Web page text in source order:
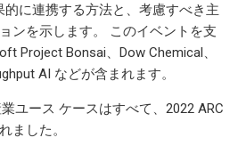
的に連携する方法と、考慮すべき主
ンを示します。 このイベントを支
Project Bonsai、Dow Chemical、
AI などが含まれます。
ユース ケースはすべて、2022 ARC
ました。